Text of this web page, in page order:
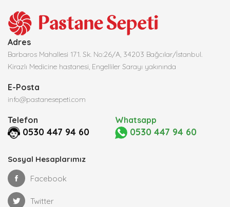
Adres
Barbaros Mahallesi 171. Sk. No:26/A, 34203 Bağcılar/İstanbul.
Kirazlı Medicine hastanesi, Engelliler Sarayı yakınında
E-Posta
info@pastanesepeti.com
Telefon
0530 447 94 60
Whatsapp
0530 447 94 60
Sosyal Hesaplarımız
Facebook
Twitter